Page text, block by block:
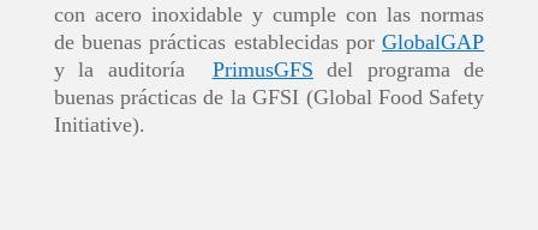
con acero inoxidable y cumple con las normas
de buenas prácticas establecidas porGlobalGAP
y la auditoría PrimusGFS del programa de
buenas prácticas de laGFSI (Global Food Safety
Initiative).